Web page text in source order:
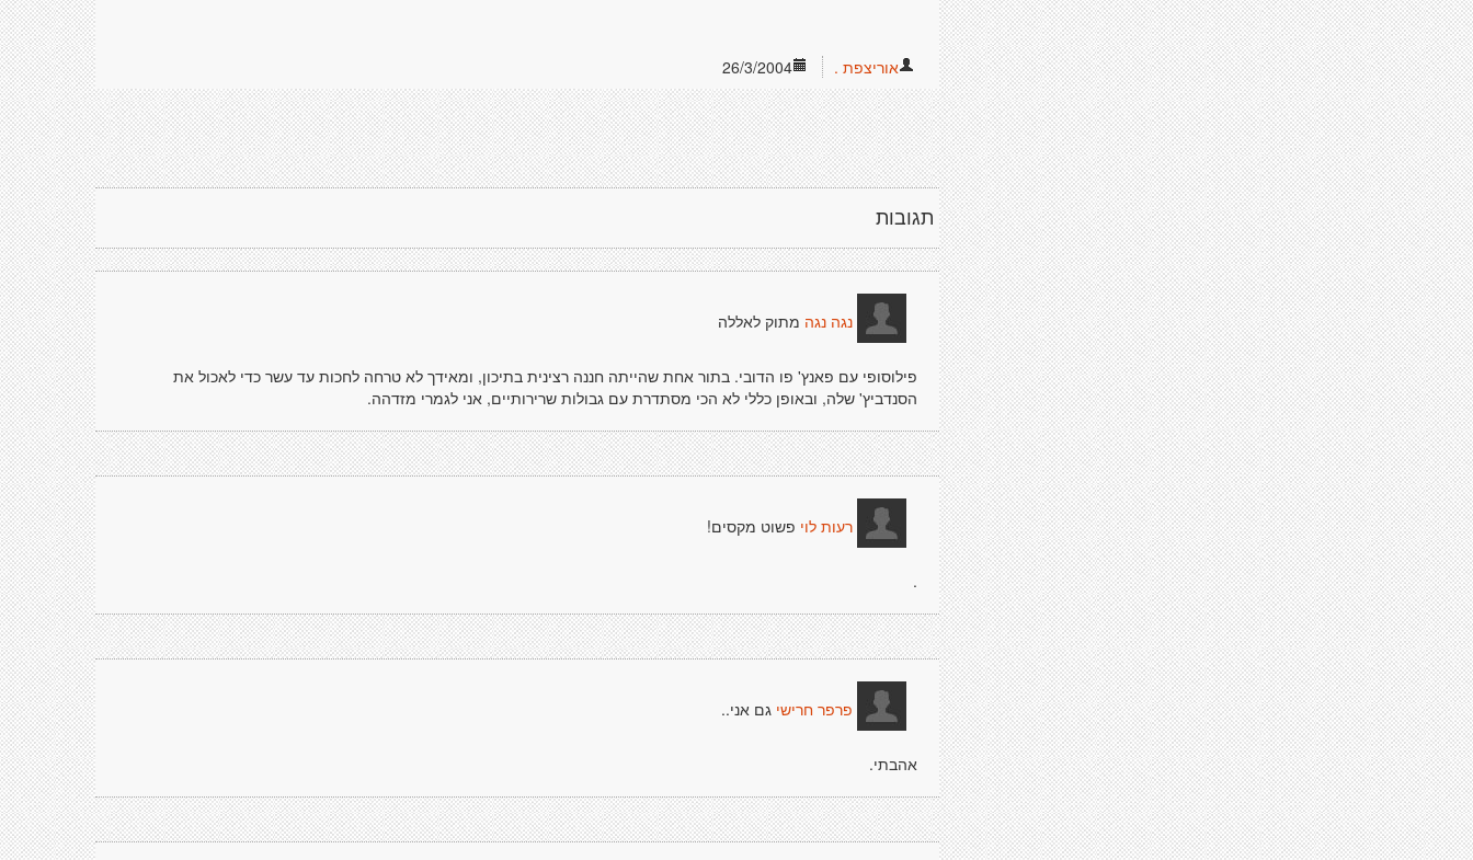
26/3/2004 אוריצפת .
תגובות
נגה נגה מתוק לאללה
פילוסופי עם פאנץ' פו הדובי. בתור אחת שהייתה חננה רצינית בתיכון, ומאידך לא טרחה לחכות עד עשר כדי לאכול את
הסנדביץ' שלה, ובאופן כללי לא הכי מסתדרת עם גבולות שרירותיים, אני לגמרי מזדהה.
רעות לוי פשוט מקסים!
.
פרפר חרישי גם אני..
אהבתי.